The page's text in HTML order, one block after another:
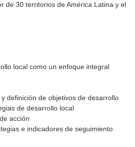
de 30 territorios de América Latina y el
local como un enfoque integral
definición de objetivos de desarrollo
de desarrollo local
acción
e indicadores de seguimiento